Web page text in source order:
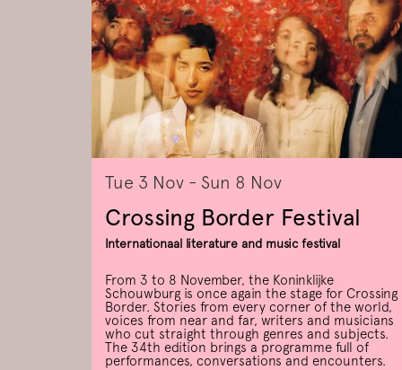
Crossing Border Festival
Internationaal literature and music festival
From 3 to 8 November, the Koninklijke
Schouwburg is once again the stage for Crossing
Border. Stories from every corner of the world,
voices from near and far, writers and musicians
who cut straight through genres and subjects.
The 34th edition brings a programme full of
performances, conversations and encounters.
Tue 3 Nov - Sun 8 Nov